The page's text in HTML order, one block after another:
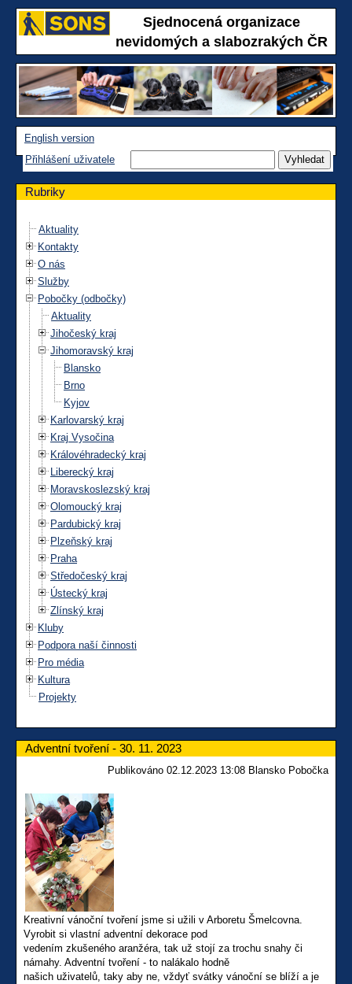
Sjednocená organizace
nevidomých a slabozrakých ČR
English version
Přihlášení uživatele
Rubriky
Aktuality
Kontakty
O nás
Služby
Pobočky (odbočky)
Aktuality
Jihočeský kraj
Jihomoravský kraj
Blansko
Brno
Kyjov
Karlovarský kraj
Kraj Vysočina
Královéhradecký kraj
Liberecký kraj
Moravskoslezský kraj
Olomoucký kraj
Pardubický kraj
Plzeňský kraj
Praha
Středočeský kraj
Ústecký kraj
Zlínský kraj
Kluby
Podpora naší činnosti
Pro média
Kultura
Projekty
Adventní tvoření - 30. 11. 2023
Publikováno 02.12.2023 13:08 Blansko Pobočka
Kreativní vánoční tvoření jsme si užili v Arboretu Šmelcovna.
Vyrobit si vlastní adventní dekorace pod
vedením zkušeného aranžéra, tak už stojí za trochu snahy či
námahy. Adventní tvoření - to nalákalo hodně
našich uživatelů, taky aby ne, vždyť svátky vánoční se blíží a je